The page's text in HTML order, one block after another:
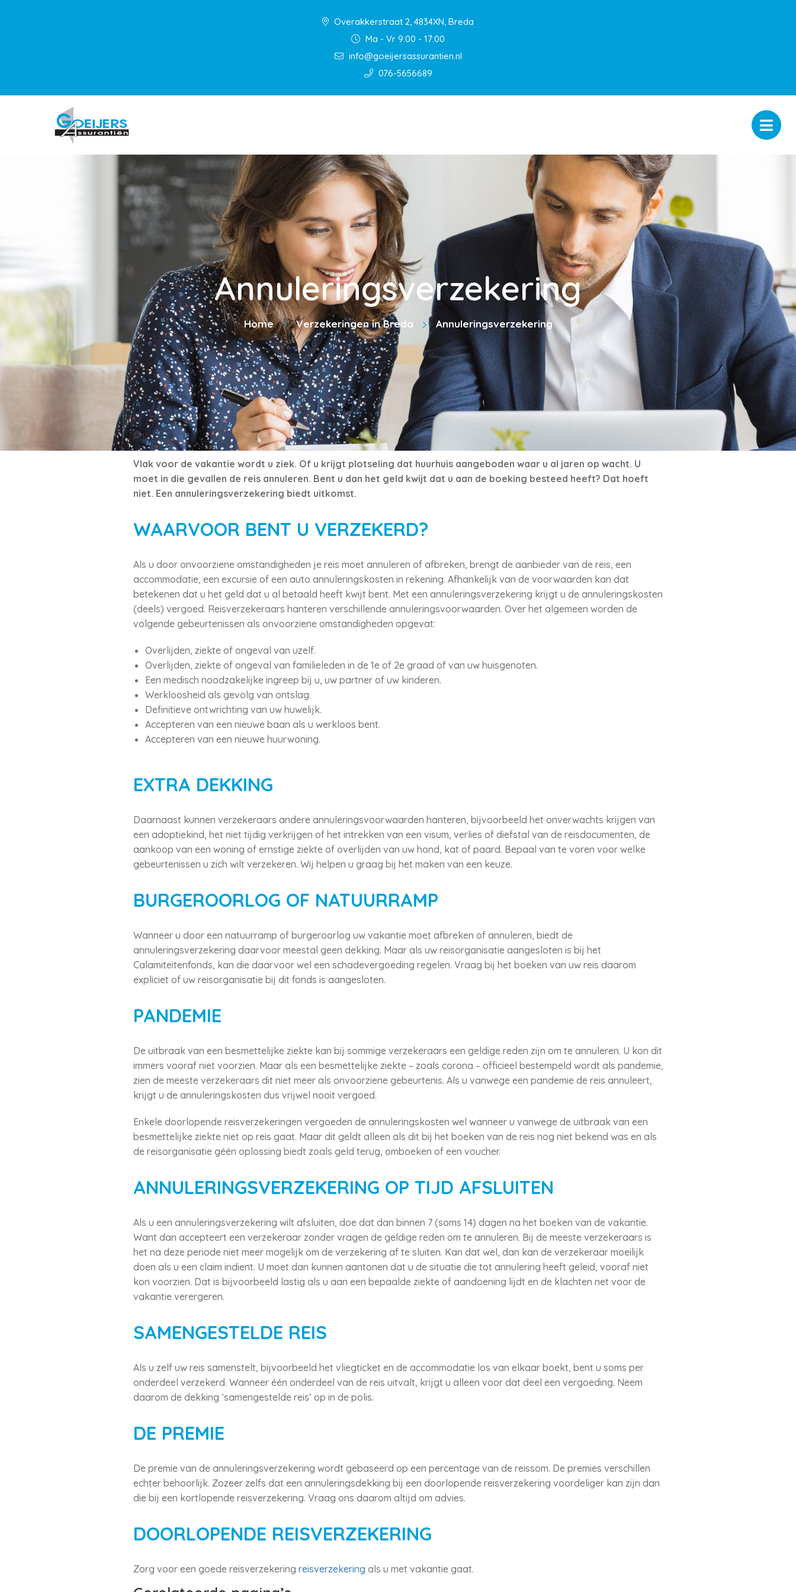
Overakkerstraat 2, 4834XN, Breda
Ma - Vr 9:00 - 17:00
info@goeijersassurantien.nl
076-5656689
Annuleringsverzekering
Home Verzekeringen in Breda Annuleringsverzekering
Vlak voor de vakantie wordt u ziek. Of u krijgt plotseling dat huurhuis aangeboden waar u al jaren op wacht. U
moet in die gevallen de reis annuleren. Bent u dan het geld kwijt dat u aan de boeking besteed heeft? Dat hoeft
niet. Een annuleringsverzekering biedt uitkomst.
WAARVOOR BENT U VERZEKERD?
Als u door onvoorziene omstandigheden je reis moet annuleren of afbreken, brengt de aanbieder van de reis, een
accommodatie, een excursie of een auto annuleringskosten in rekening. Afhankelijk van de voorwaarden kan dat
betekenen dat u het geld dat u al betaald heeft kwijt bent. Met een annuleringsverzekering krijgt u de annuleringskosten
(deels) vergoed. Reisverzekeraars hanteren verschillende annuleringsvoorwaarden. Over het algemeen worden de
volgende gebeurtenissen als onvoorziene omstandigheden opgevat:
Overlijden, ziekte of ongeval van uzelf.
Overlijden, ziekte of ongeval van familieleden in de 1e of 2e graad of van uw huisgenoten.
Een medisch noodzakelijke ingreep bij u, uw partner of uw kinderen.
Werkloosheid als gevolg van ontslag.
Definitieve ontwrichting van uw huwelijk.
Accepteren van een nieuwe baan als u werkloos bent.
Accepteren van een nieuwe huurwoning.
EXTRA DEKKING
Daarnaast kunnen verzekeraars andere annuleringsvoorwaarden hanteren, bijvoorbeeld het onverwachts krijgen van
een adoptiekind, het niet tijdig verkrijgen of het intrekken van een visum, verlies of diefstal van de reisdocumenten, de
aankoop van een woning of ernstige ziekte of overlijden van uw hond, kat of paard. Bepaal van te voren voor welke
gebeurtenissen u zich wilt verzekeren. Wij helpen u graag bij het maken van een keuze.
BURGEROORLOG OF NATUURRAMP
Wanneer u door een natuurramp of burgeroorlog uw vakantie moet afbreken of annuleren, biedt de
annuleringsverzekering daarvoor meestal geen dekking. Maar als uw reisorganisatie aangesloten is bij het
Calamiteitenfonds, kan die daarvoor wel een schadevergoeding regelen. Vraag bij het boeken van uw reis daarom
expliciet of uw reisorganisatie bij dit fonds is aangesloten.
PANDEMIE
De uitbraak van een besmettelijke ziekte kan bij sommige verzekeraars een geldige reden zijn om te annuleren. U kon dit
immers vooraf niet voorzien. Maar als een besmettelijke ziekte – zoals corona – officieel bestempeld wordt als pandemie,
zien de meeste verzekeraars dit niet meer als onvoorziene gebeurtenis. Als u vanwege een pandemie de reis annuleert,
krijgt u de annuleringskosten dus vrijwel nooit vergoed.
Enkele doorlopende reisverzekeringen vergoeden de annuleringskosten wel wanneer u vanwege de uitbraak van een
besmettelijke ziekte niet op reis gaat. Maar dit geldt alleen als dit bij het boeken van de reis nog niet bekend was en als
de reisorganisatie géén oplossing biedt zoals geld terug, omboeken of een voucher.
ANNULERINGSVERZEKERING OP TIJD AFSLUITEN
Als u een annuleringsverzekering wilt afsluiten, doe dat dan binnen 7 (soms 14) dagen na het boeken van de vakantie.
Want dan accepteert een verzekeraar zonder vragen de geldige reden om te annuleren. Bij de meeste verzekeraars is
het na deze periode niet meer mogelijk om de verzekering af te sluiten. Kan dat wel, dan kan de verzekeraar moeilijk
doen als u een claim indient. U moet dan kunnen aantonen dat u de situatie die tot annulering heeft geleid, vooraf niet
kon voorzien. Dat is bijvoorbeeld lastig als u aan een bepaalde ziekte of aandoening lijdt en de klachten net voor de
vakantie verergeren.
SAMENGESTELDE REIS
Als u zelf uw reis samenstelt, bijvoorbeeld het vliegticket en de accommodatie los van elkaar boekt, bent u soms per
onderdeel verzekerd. Wanneer één onderdeel van de reis uitvalt, krijgt u alleen voor dat deel een vergoeding. Neem
daarom de dekking ‘samengestelde reis’ op in de polis.
DE PREMIE
De premie van de annuleringsverzekering wordt gebaseerd op een percentage van de reissom. De premies verschillen
echter behoorlijk. Zozeer zelfs dat een annuleringsdekking bij een doorlopende reisverzekering voordeliger kan zijn dan
die bij een kortlopende reisverzekering. Vraag ons daarom altijd om advies.
DOORLOPENDE REISVERZEKERING
Zorg voor een goede reisverzekering reisverzekering als u met vakantie gaat.